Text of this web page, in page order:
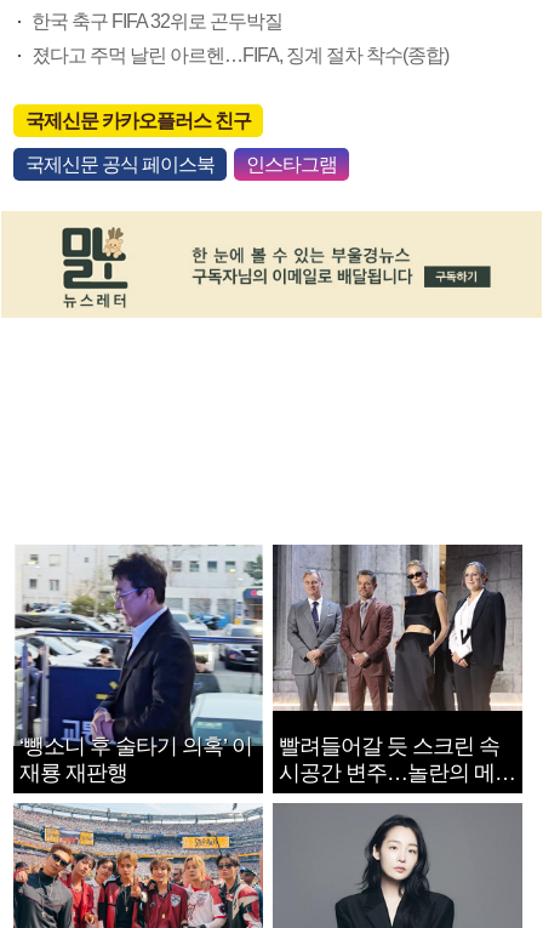
한국 축구 FIFA 32위로 곤두박질
졌다고 주먹 날린 아르헨…FIFA, 징계 절차 착수(종합)
국제신문 카카오플러스 친구
국제신문 공식 페이스북 인스타그램
‘뺑소니 후 술타기 의혹’ 이
재룡 재판행
빨려들어갈 듯 스크린 속
시공간 변주…놀란의 메시
지는 ‘전쟁 속죄’